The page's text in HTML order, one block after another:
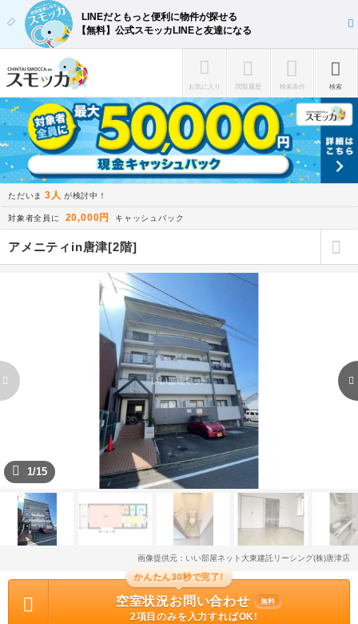
LINEだともっと便利に物件が探せる
【無料】公式スモッカLINEと友達になる
お気に入り 閲覧履歴 検索条件 検索
ただいま 3人 が検討中！
対象者全員に 20,000円 キャッシュバック
アメニティin唐津[2階]
1/15
画像提供元：いい部屋ネット大東建託リーシング(株)唐津店
かんたん30秒で完了!
空室状況お問い合わせ 無料
2項目のみを入力すればOK!